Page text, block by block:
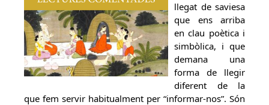
llegat de saviesa
que ens arriba
en clau poètica i
simbòlica, i que
demana una
forma de llegir
diferent de la
que fem servir habitualment per “informar-nos”. Són